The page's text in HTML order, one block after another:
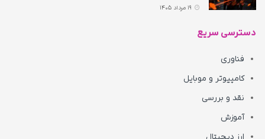
دسترسی سریع
فناوری
کامپیوتر و موبایل
نقد و بررسی
آموزش